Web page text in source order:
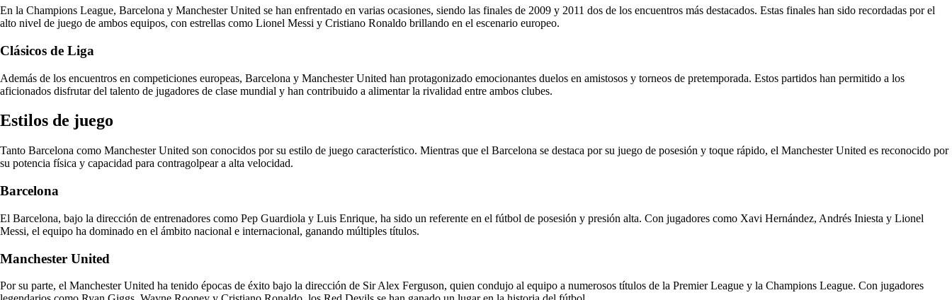
En la Champions League, Barcelona y Manchester United se han enfrentado en varias ocasiones, siendo las finales de 2009 y 2011 dos de los encuentros más destacados. Estas finales han sido recordadas por el
alto nivel de juego de ambos equipos, con estrellas como Lionel Messi y Cristiano Ronaldo brillando en el escenario europeo.
Clásicos de Liga
Además de los encuentros en competiciones europeas, Barcelona y Manchester United han protagonizado emocionantes duelos en amistosos y torneos de pretemporada. Estos partidos han permitido a los
aficionados disfrutar del talento de jugadores de clase mundial y han contribuido a alimentar la rivalidad entre ambos clubes.
Estilos de juego
Tanto Barcelona como Manchester United son conocidos por su estilo de juego característico. Mientras que el Barcelona se destaca por su juego de posesión y toque rápido, el Manchester United es reconocido por
su potencia física y capacidad para contragolpear a alta velocidad.
Barcelona
El Barcelona, bajo la dirección de entrenadores como Pep Guardiola y Luis Enrique, ha sido un referente en el fútbol de posesión y presión alta. Con jugadores como Xavi Hernández, Andrés Iniesta y Lionel
Messi, el equipo ha dominado en el ámbito nacional e internacional, ganando múltiples títulos.
Manchester United
Por su parte, el Manchester United ha tenido épocas de éxito bajo la dirección de Sir Alex Ferguson, quien condujo al equipo a numerosos títulos de la Premier League y la Champions League. Con jugadores